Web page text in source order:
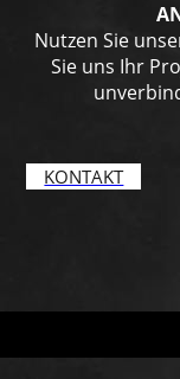
Nutzen Sie
Sie uns Ihr
KONTAKT